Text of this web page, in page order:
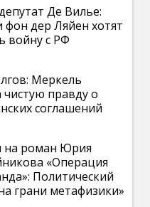
Де Вилье:
дер Ляйен хотят
войну с РФ
Меркель
чистую правду о
соглашений
на роман Юрия
«Операция
Политический
грани метафизики»